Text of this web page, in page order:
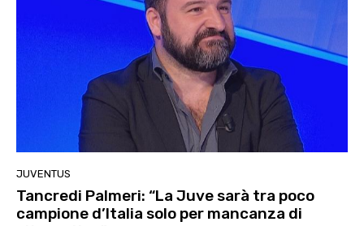
JUVENTUS
Tancredi Palmeri: “La Juve sarà tra poco
campione d’Italia solo per mancanza di